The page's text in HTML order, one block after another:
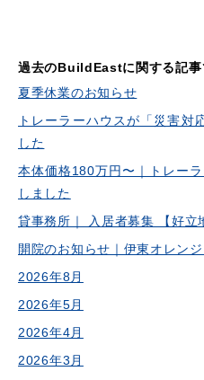
過去のBuildEastに関する記事
夏季休業のお知らせ
トレーラーハウスが「災害対
した
本体価格180万円〜｜トレー
しました
貸事務所｜ 入居者募集 【好立
開院のお知らせ｜伊東オレン
2026年8月
2026年5月
2026年4月
2026年3月